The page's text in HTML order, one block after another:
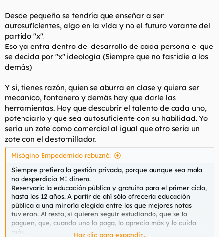
Desde pequeño se tendría que enseñar a ser
autosuficientes, algo en la vida y no el futuro votante del
partido "x".
Eso ya entra dentro del desarrollo de cada persona el que
se decida por "x" ideología (Siempre que no fastidie a los
demás)
Y si, tienes razón, quien se aburra en clase y quiera ser
mecánico, fontanero y demás hay que darle las
herramientas. Hay que descubrir el talento de cada uno,
potenciarlo y que sea autosuficiente con su habilidad. Yo
seria un zote como comercial al igual que otro seria un
zote con el destornillador.
Misógino Empedernido rebuznó:
Siempre prefiero la gestión privada, porque aunque sea mala
no desperdicia MI dinero.
Reservaría la educación pública y gratuita para el primer ciclo,
hasta los 12 años. A partir de ahí sólo ofrecería educación
pública a una minoría elegida entre los que mejores notas
tuvieran. Al resto, si quieren seguir estudiando, que se lo
paguen, que, cuando uno lo paga, lo aprecia más y lo cuida
más.
Haz clic para expandir...